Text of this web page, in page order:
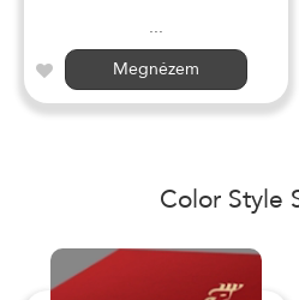
...
Megnézem
Color Style